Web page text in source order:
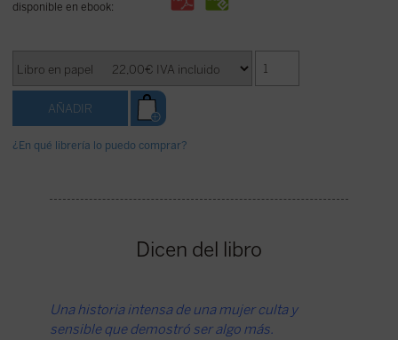
disponible en ebook:
¿En qué librería lo puedo comprar?
Dicen del libro
Una historia intensa de una mujer culta y
sensible que demostró ser algo más.